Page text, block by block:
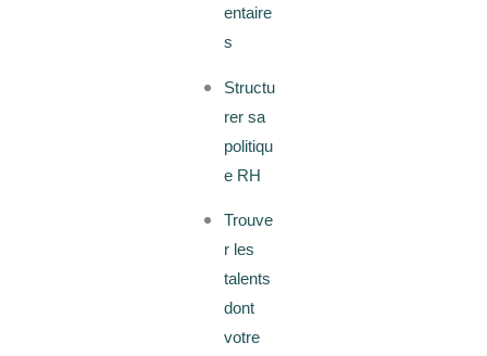
entaire
s
Structu
rer sa
politiqu
e RH
Trouve
r les
talents
dont
votre